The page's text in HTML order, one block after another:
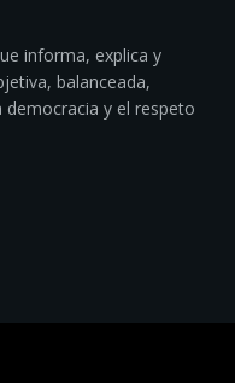
informa, explica y
balanceada,
y el respeto